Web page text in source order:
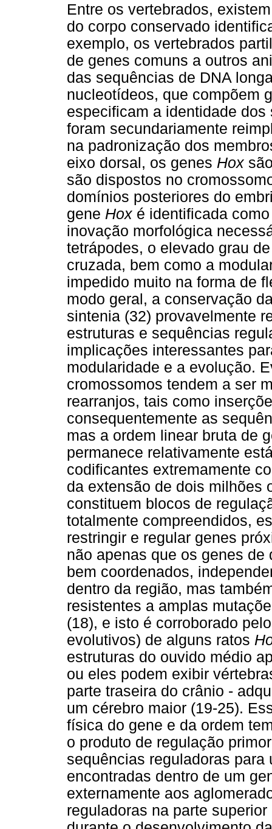
Entre os vertebrados,
do corpo conservado
exemplo, os vertebrados
de genes comuns a outros
das sequências de DNA
nucleotídeos, que compõem
especificam a identidade
foram secundariamente
na padronização dos
eixo dorsal, os genes Hox
são dispostos no
domínios posteriores do
gene Hox é identificada
inovação morfológica
tetrápodes, o elevado grau
cruzada, bem como a
impedido muito na forma de
modo geral, a conservação
sintenia (32) provavelmente
estruturas e sequências
implicações interessantes
modularidade e a evolução.
cromossomos tendem a ser
rearranjos, tais como
consequentemente as
mas a ordem linear bruta de
permanece relativamente
codificantes extremamente
da extensão de dois milhões
constituem blocos de
totalmente compreendidos,
restringir e regular genes
não apenas que os genes
bem coordenados,
dentro da região, mas
resistentes a amplas
(18), e isto é corroborado
evolutivos) de alguns ratos
estruturas do ouvido médio
ou eles podem exibir
parte traseira do crânio -
um cérebro maior (19-25).
física do gene e da ordem
o produto de regulação
sequências reguladoras
encontradas dentro de um
externamente aos
reguladoras na parte